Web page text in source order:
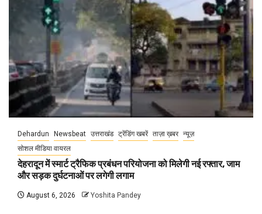
Dehardun Newsbeat उत्तराखंड ट्रेंडिंग खबरें ताज़ा ख़बर न्यूज़
सोशल मीडिया वायरल
देहरादून में स्मार्ट ट्रैफिक प्रबंधन परियोजना को मिलेगी नई रफ्तार, जाम
और सड़क दुर्घटनाओं पर लगेगी लगाम
August 6, 2026 Yoshita Pandey